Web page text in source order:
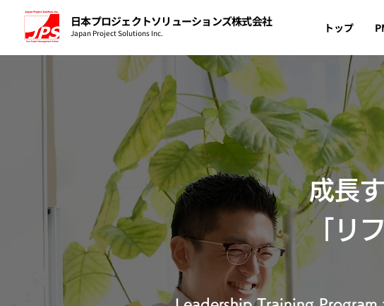
日本プロジェクトソリューションズ株式会社
Japan Project Solutions Inc. トップ
成長
「リ